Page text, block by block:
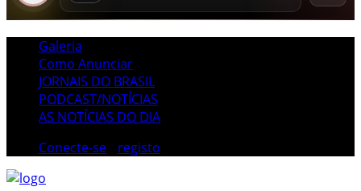
Galeria
Como Anunciar
JORNAIS DO BRASIL
PODCAST/NOTÍCIAS
AS NOTÍCIAS DO DIA
Conecte-se
registo